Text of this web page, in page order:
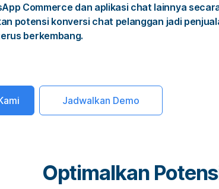
Commerce dan aplikasi chat lainnya
potensi konversi chat pelanggan jadi
berkembang.
Jadwalkan Demo
Optimalkan